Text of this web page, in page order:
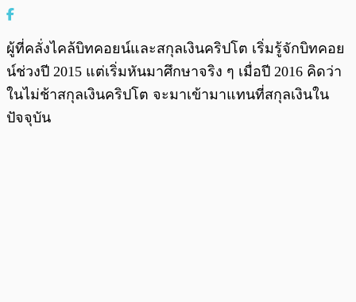
ผู้ที่คลั่งไคล้บิทคอยน์และสกุลเงินคริปโต เริ่มรู้จักบิทคอย
น์ช่วงปี 2015 แต่เริ่มหันมาศึกษาจริง ๆ เมื่อปี 2016 คิดว่า
ในไม่ช้าสกุลเงินคริปโต จะมาเข้ามาแทนที่สกุลเงินใน
ปัจจุบัน